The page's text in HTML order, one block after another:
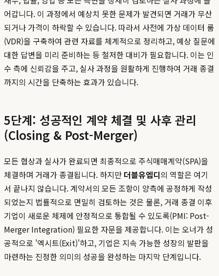
어갑니다. 이 과정에서 예상치 못한 문제가 발견되면 거래가 무산
되거나 가격이 하락할 수 있습니다. 따라서 사전에 가상 데이터 룸
(VDR)을 구축하여 관련 자료를 체계적으로 정리하고, 예상 질문에
대한 답변을 미리 준비하는 등 철저한 대비가 필요합니다. 이는 인
수 측에 신뢰감을 주고, 실사 과정을 원활하게 진행하여 거래 종결
까지의 시간을 단축하는 효과가 있습니다.
5단계: 성공적인 계약 체결 및 사후 관리
(Closing & Post-Merger)
모든 협상과 실사가 완료되면 최종적으로 주식매매계약(SPA)을
체결하며 거래가 종결됩니다. 하지만 더블유엠디의 역할은 여기
서 끝나지 않습니다. 계약서의 모든 조항이 양측에 공정하게 작성
되었는지 법률적으로 면밀히 검토하는 것은 물론, 거래 종결 이후
기업이 새로운 체제에 안정적으로 통합될 수 있도록(PMI: Post-
Merger Integration) 필요한 자문을 제공합니다. 이는 오너가 성
공적으로 '엑시트(Exit)'하고, 기업은 지속 가능한 성장의 발판을
마련하는 진정한 의미의 성공을 완성하는 마지막 단계입니다.